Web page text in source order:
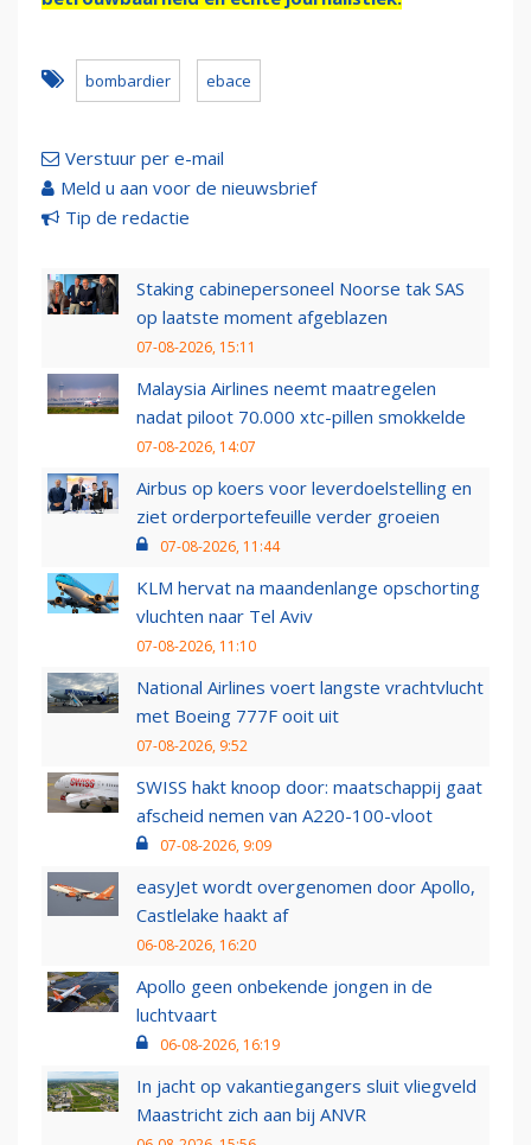
bombardier ebace
Verstuur per e-mail
Meld u aan voor de nieuwsbrief
Tip de redactie
Staking cabinepersoneel Noorse tak SAS
op laatste moment afgeblazen
07-08-2026, 15:11
Malaysia Airlines neemt maatregelen
nadat piloot 70.000 xtc-pillen smokkelde
07-08-2026, 14:07
Airbus op koers voor leverdoelstelling en
ziet orderportefeuille verder groeien
07-08-2026, 11:44
KLM hervat na maandenlange opschorting
vluchten naar Tel Aviv
07-08-2026, 11:10
National Airlines voert langste vrachtvlucht
met Boeing 777F ooit uit
07-08-2026, 9:52
SWISS hakt knoop door: maatschappij gaat
afscheid nemen van A220-100-vloot
07-08-2026, 9:09
easyJet wordt overgenomen door Apollo,
Castlelake haakt af
06-08-2026, 16:20
Apollo geen onbekende jongen in de
luchtvaart
06-08-2026, 16:19
In jacht op vakantiegangers sluit vliegveld
Maastricht zich aan bij ANVR